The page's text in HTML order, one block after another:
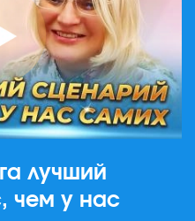
лучший
чем у нас